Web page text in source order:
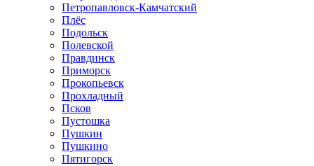
Петропавловск-Камчатский
Плёс
Подольск
Полевской
Правдинск
Приморск
Прокопьевск
Прохладный
Псков
Пустошка
Пушкин
Пушкино
Пятигорск